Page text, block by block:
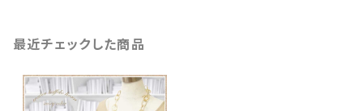
最近チェックした商品